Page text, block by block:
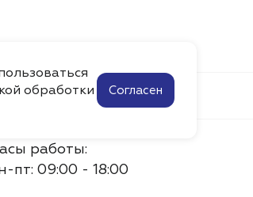
работы:
пт: 09:00 - 18:00
обработки
Согласен